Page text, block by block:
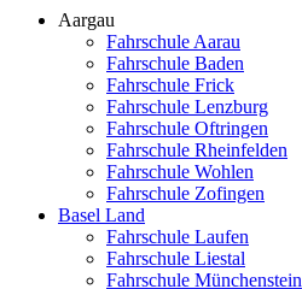
Aargau
Fahrschule Aarau
Fahrschule Baden
Fahrschule Frick
Fahrschule Lenzburg
Fahrschule Oftringen
Fahrschule Rheinfelden
Fahrschule Wohlen
Fahrschule Zofingen
Basel Land
Fahrschule Laufen
Fahrschule Liestal
Fahrschule Münchenstein